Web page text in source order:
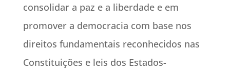
consolidar a paz e a liberdade e em
promover a democracia com base nos
direitos fundamentais reconhecidos nas
Constituições e leis dos Estados-